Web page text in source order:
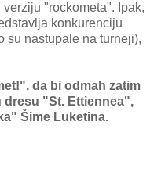
"rockometa". Ipak,
konkurenciju
su nastupale na turneji),
da bi odmah zatim
"St. Ettiennea",
Šime Luketina.